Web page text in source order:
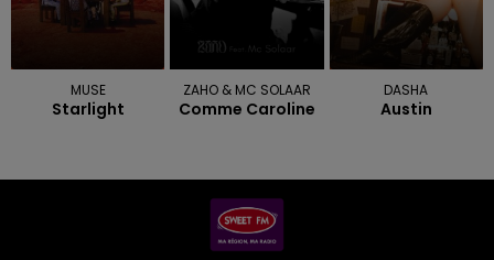
MUSE
Starlight
ZAHO & MC SOLAAR
Comme Caroline
DASHA
Austin